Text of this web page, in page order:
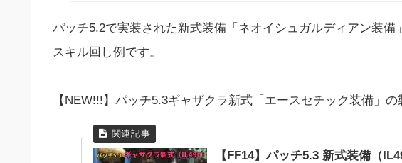
パッチ5.2で実装された新式装備「ネオイシュガルディアン装備
スキル回し例です。
【NEW!!!】パッチ5.3ギャザクラ新式「エースセチック装備」
【FF14】パッチ5.3 新式装備（